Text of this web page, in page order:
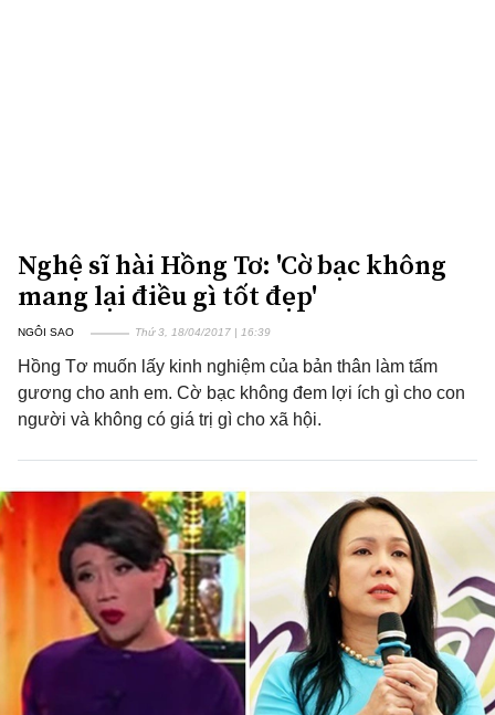
Nghệ sĩ hài Hồng Tơ: 'Cờ bạc không
mang lại điều gì tốt đẹp'
NGÔI SAO Thứ 3, 18/04/2017 | 16:39
Hồng Tơ muốn lấy kinh nghiệm của bản thân làm tấm
gương cho anh em. Cờ bạc không đem lợi ích gì cho con
người và không có giá trị gì cho xã hội.